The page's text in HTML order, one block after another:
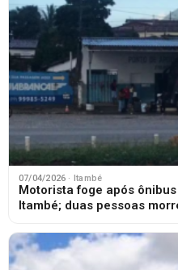
07/04/2026 · Itambé
Motorista foge após
Itambé; duas pessoas